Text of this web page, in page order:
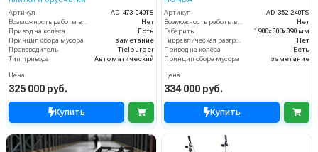
Артикул
AD-473-040TS
Нет
Привод на колёса
Есть
Принцип сбора мусора
заметание
Производитель
Tielburger
Тип привода
Автоматический
Цена
325 000 руб.
Купить
Артикул
AD-352-240TS
Нет
Габариты
1900х800х890 мм
Нет
Привод на колёса
Есть
Принцип сбора мусора
заметание
Цена
334 000 руб.
Купить